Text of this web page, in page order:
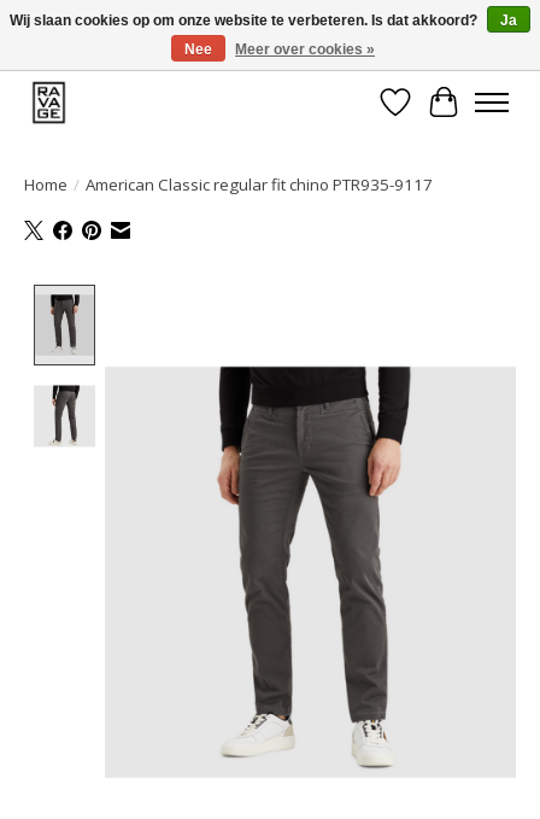
EEN GROOT ASSORTIMENT VAN TOP MERKEN!
Verlanglijst
Home / American Classic regular fit chino PTR935-9117
Wij slaan cookies op om onze website te verbeteren. Is dat akkoord?
Ja
Nee
Meer over cookies »